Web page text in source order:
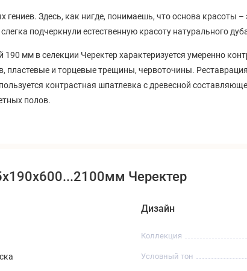
Здесь, как нигде, понимаешь, что основа красоты
подчеркнули естественную красоту натурального
190 мм в селекции Черектер характеризуется умеренно
пластевые и торцевые трещины, червоточины.
контрастная шпатлевка с древесной
полов.
Черектер
Дизайн
Коллекция
Условный тон